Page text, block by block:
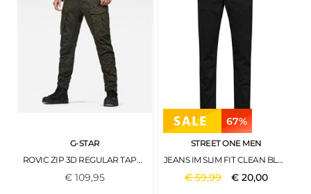
G-STAR
ROVIC ZIP 3D REGULAR TAPERED ASFALT
€109,95
67%
STREET ONE MEN
JEANS IM SLIM FIT CLEAN BLACK
€59,99 € 20,00